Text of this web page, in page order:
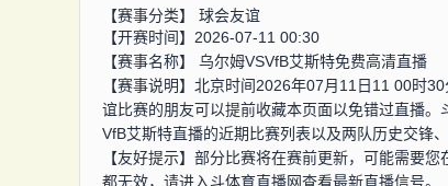
【赛事分类】 球会友谊
【开赛时间】2026-07-11 00:30
【赛事名称】 乌尔姆VSVfB艾斯特免费高清直播
【赛事说明】北京时间2026年07月11日11 00时
谊比赛的朋友可以提前收藏本页面以免错过直播。
VfB艾斯特直播的近期比赛列表以及两队历史交锋、
【友好提示】部分比赛将在赛前更新，可能需要
都无效，请进入斗体育直播网查看最新直播信号。